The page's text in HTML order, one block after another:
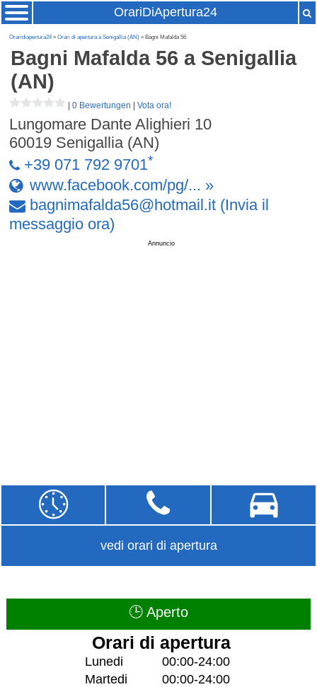
OrariDiApertura24
Oraridiapertura24»Orari di apertura a Senigallia (AN) » Bagni Mafalda 56
Bagni Mafalda 56 a Senigallia
(AN)
|0 Bewertungen |Vota ora!
Lungomare Dante Alighieri 10
60019 Senigallia (AN)
+39 071 792 9701*
www.facebook.com/pg/... »
bagnimafalda56@hotmail .it (Invia il
messaggio ora)
Annuncio
vedi orari di apertura
🕒 Aperto
Orari di apertura
Lunedi
00:00-24:00
Martedi
00:00-24:00